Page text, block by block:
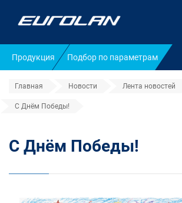
Продукция Подбор по параметрам
Главная Новости Лента новостей
С Днём Победы!
С Днём Победы!